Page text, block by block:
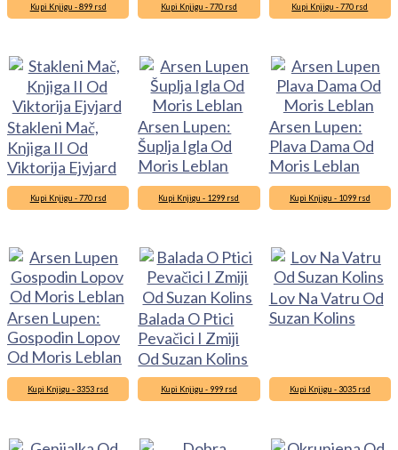
Kupi Knjigu - 899 rsd
Stakleni Mač,
Knjiga II Od
Viktorija Ejvjard
Kupi Knjigu - 770 rsd
Arsen Lupen:
Šuplja Igla Od
Moris Leblan
Kupi Knjigu - 770 rsd
Arsen Lupen:
Plava Dama Od
Moris Leblan
Kupi Knjigu - 770 rsd
Arsen Lupen:
Gospodin Lopov
Od Moris Leblan
Kupi Knjigu - 1299 rsd
Balada O Ptici
Pevačici I Zmiji
Od Suzan Kolins
Kupi Knjigu - 1099 rsd
Lov Na Vatru Od
Suzan Kolins
Kupi Knjigu - 3353 rsd Kupi Knjigu - 999 rsd Kupi Knjigu - 3035 rsd